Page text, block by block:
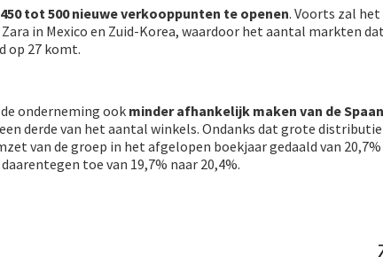
tot 500 nieuwe verkooppunten te openen. Voorts zal
in Mexico en Zuid-Korea, waardoor het aantal markten
op 27 komt.
onderneming ook minder afhankelijk maken van de
derde van het aantal winkels. Ondanks dat grote
van de groep in het afgelopen boekjaar gedaald van 20,7%
toe van 19,7% naar 20,4%.